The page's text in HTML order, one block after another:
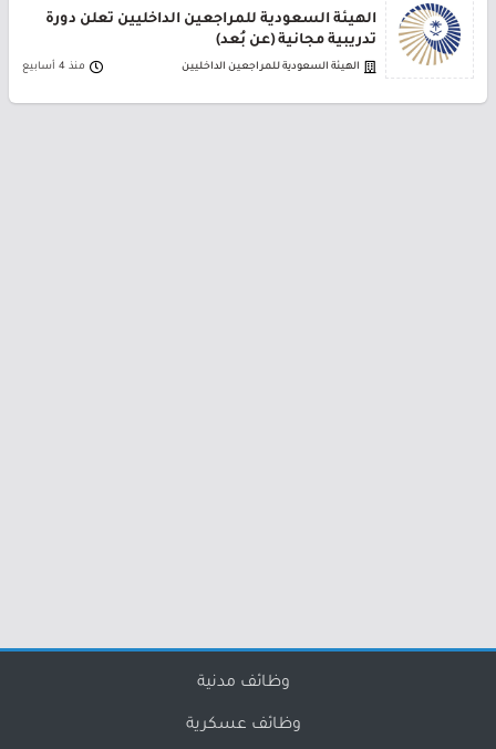
الهيئة السعودية للمراجعين الداخليين تعلن دورة
تدريبية مجانية (عن بُعد)
الهيئة السعودية للمراجعين الداخليين منذ 4 أسابيع
وظائف مدنية
وظائف عسكرية